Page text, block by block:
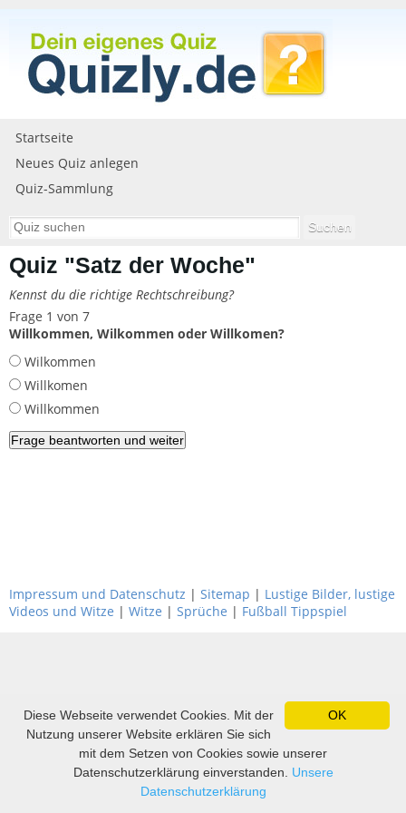
Startseite
Neues Quiz anlegen
Quiz-Sammlung
Quiz "Satz der Woche"
Kennst du die richtige Rechtschreibung?
Frage 1 von 7
Willkommen, Wilkommen oder Willkomen?
Wilkommen
Willkomen
Willkommen
Impressum und Datenschutz | Sitemap | Lustige Bilder, lustige
Videos und Witze | Witze | Sprüche | Fußball Tippspiel
OK
Diese Webseite verwendet Cookies. Mit der
Nutzung unserer Website erklären Sie sich
mit dem Setzen von Cookies sowie unserer
Datenschutzerklärung einverstanden. Unsere
Datenschutzerklärung